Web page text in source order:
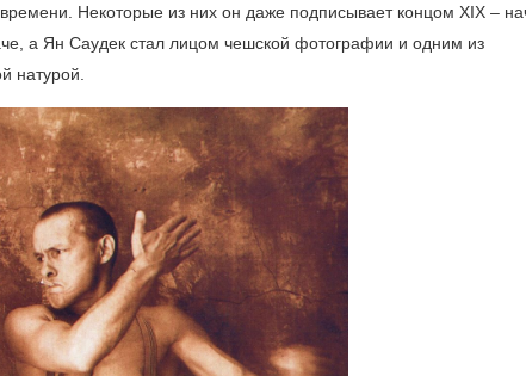
Некоторые из них он даже подписывает концом XIX –
а Ян Саудек стал лицом чешской фотографии и одним из
натурой.